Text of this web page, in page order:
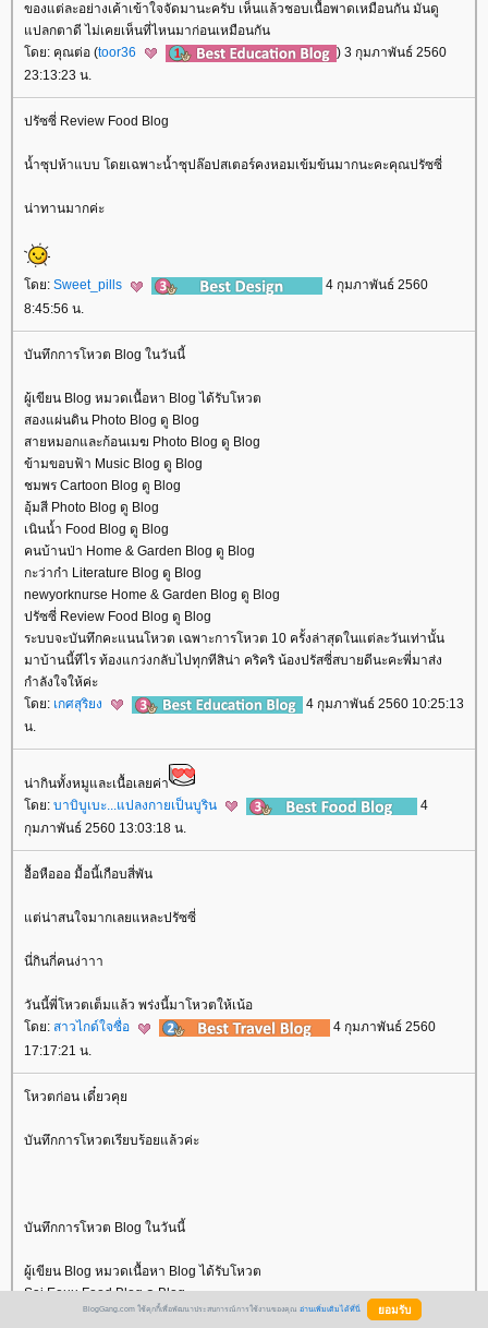
ของแต่ละอย่างเค้าเข้าใจจัดมานะครับ เห็นแล้วชอบเนื้อพาดเหมือนกัน มันดู
ปลกตาดี ไม่เคยเห็นที่ไหนมาก่อนเหมือนกัน
ดย: คุณต่อ (toor36
) 3 กุมภาพันธ์ 2560
23:13:23 น.
ปรัซซี่ Review Food Blog
น้ำซุปห้าแบบ โดยเฉพาะน้ำซุปล๊อปสเตอร์คงหอมเข้มข้นมากนะคะคุณปรัซซี่
น่าทานมากค่ะ
ดย: Sweet_pills
4 กุมภาพันธ์ 2560
8:45:56 น.
บันทึกการโหวต Blog ในวันนี้
ผู้เขียน Blog หมวดเนื้อหา Blog ได้รับโหวต
สองแผ่นดิน Photo Blog ดู Blog
สายหมอกและก้อนเมฆ Photo Blog ดู Blog
ข้ามขอบฟ้า Music Blog ดู Blog
ชมพร Cartoon Blog ดู Blog
อุ้มสี Photo Blog ดู Blog
เนินน้ำ Food Blog ดู Blog
คนบ้านป่า Home & Garden Blog ดู Blog
กะว่าก๋า Literature Blog ดู Blog
newyorknurse Home & Garden Blog ดู Blog
ปรัซซี่ Review Food Blog ดู Blog
ระบบจะบันทึกคะแนนโหวต เฉพาะการโหวต 10 ครั้งล่าสุดในแต่ละวันเท่านั้น
มาบ้านนี้ทีไร ท้องแกว่งกลับไปทุกทีสิน่า คริคริ น้องปรัสซี่สบายดีนะคะพี่มาส่ง
กำลังใจให้ค่ะ
ดย: เกศสุริยง
4 กุมภาพันธ์ 2560 10:25:13
น.
น่ากินทั้งหมูและเนื้อเลยค่า
ดย: บาบิบูเบะ...แปลงกายเป็นบูริน
4
กุมภาพันธ์ 2560 13:03:18 น.
อื้อหือออ มื้อนี้เกือบสี่พัน
ต่น่าสนใจมากเลยแหละปรัซซี่
นี่กินกี่คนง่าาา
วันนี้พี่โหวตเต็มแล้ว พร่งนี้มาโหวตให้เน้อ
ดย: สาวไกด์ใจซื่อ
4 กุมภาพันธ์ 2560
17:17:21 น.
หวตก่อน เดี๋ยวคุ
บันทึกการโหวตเรียบร้อยแล้วค่ะ
บันทึกการโหวต Blog ในวันนี้
ผู้เขียน Blog หมวดเนื้อหา Blog ได้รับโหวต
Sai Eeuu Food Blog ดู Blog
คนผ่านทางมาเจอ Health Blog ดู Blog
BlogGang.com ใช้คุกกี้เพื่อพัฒนาประสบการณ์การใช้งานของคุณ อ่านเพิ่มเติมได้ที่นี่